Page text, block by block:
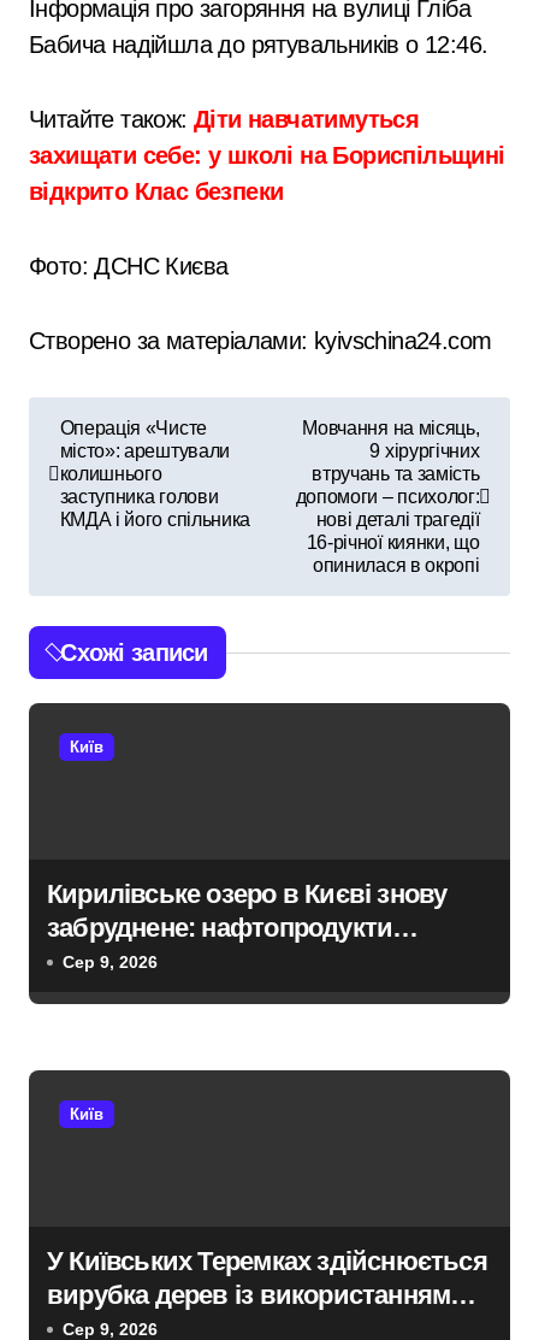
Інформація про загоряння на вулиці Гліба
Бабича надійшла до рятувальників о 12:46.
Читайте також: Діти навчатимуться
захищати себе: у школі на Бориспільщині
відкрито Клас безпеки
Фото: ДСНС Києва
Створено за матеріалами: kyivschina24.com
г
а
ц
п
и
с
Операція «Чисте
місто»: арештували
колишнього
заступника голови
КМДА і його спільника
Мовчання на місяць,
9 хірургічних
втручань та замість
допомоги – психолог:
нові деталі трагедії
16-річної киянки, що
опинилася в окропі
Схожі записи
Київ
Кирилівське озеро в Києві знову
забруднене: нафтопродукти
потрапили у водойму після
Сер 9, 2026
Київ
У Київських Теремках здійснюється
вирубка дерев із використанням
спецтехніки, переданої
Сер 9, 2026